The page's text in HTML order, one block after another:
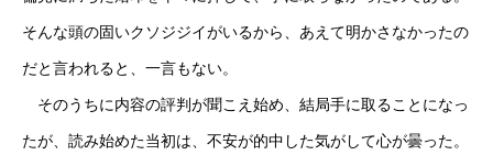
そんな頭の固いクソジジイがいるから、あえて明かさなかったの
だと言われると、一言もない。
そのうちに内容の評判が聞こえ始め、結局手に取ることになっ
たが、読み始めた当初は、不安が的中した気がして心が曇った。